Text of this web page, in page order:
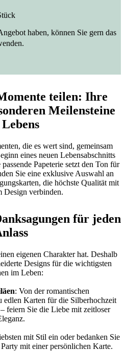
haben, können Sie gern das
teilen: Ihre
Meilensteine
Lebens
die es wert sind, gemeinsam
eines neuen Lebensabschnitts
Papeterie setzt den Ton für
Sie eine exklusive Auswahl an
die höchste Qualität mit
Design verbinden.
für jeden
eigenen Charakter hat. Deshalb
Designs für die wichtigsten
im Leben:
: Von der romantischen
edlen Karten für die Silberhochzeit
feiern Sie die Liebe mit zeitloser
mit Stil ein oder bedanken Sie
mit einer persönlichen Karte.